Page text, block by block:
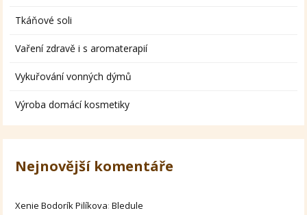
Tkáňové soli
Vaření zdravě i s aromaterapií
Vykuřování vonných dýmů
Výroba domácí kosmetiky
Nejnovější komentáře
Xenie Bodorík Pilíkova:Bledule